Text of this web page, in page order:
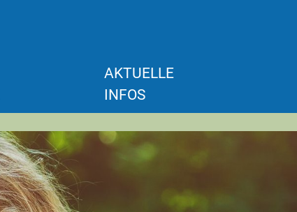
AKTUELLE
INFOS